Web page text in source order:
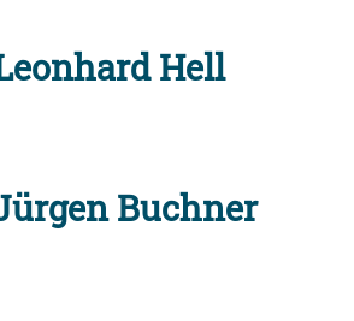
Hell
Buchner